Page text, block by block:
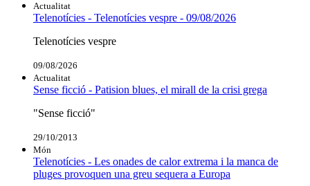
Actualitat
Telenotícies - Telenotícies vespre - 09/08/2026
Telenotícies vespre
09/08/2026
Actualitat
Sense ficció - Patision blues, el mirall de la crisi grega
"Sense ficció"
29/10/2013
Món
Telenotícies - Les onades de calor extrema i la manca de
pluges provoquen una greu sequera a Europa